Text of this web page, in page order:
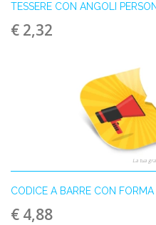
TESSERE CON ANGOLI
€ 2,32
La tua
CODICE A BARRE CON
€ 4,88